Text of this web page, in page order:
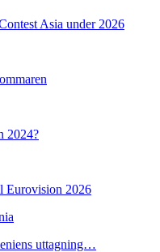
Asia under 2026
2024?
Eurovision 2026
uttagning…